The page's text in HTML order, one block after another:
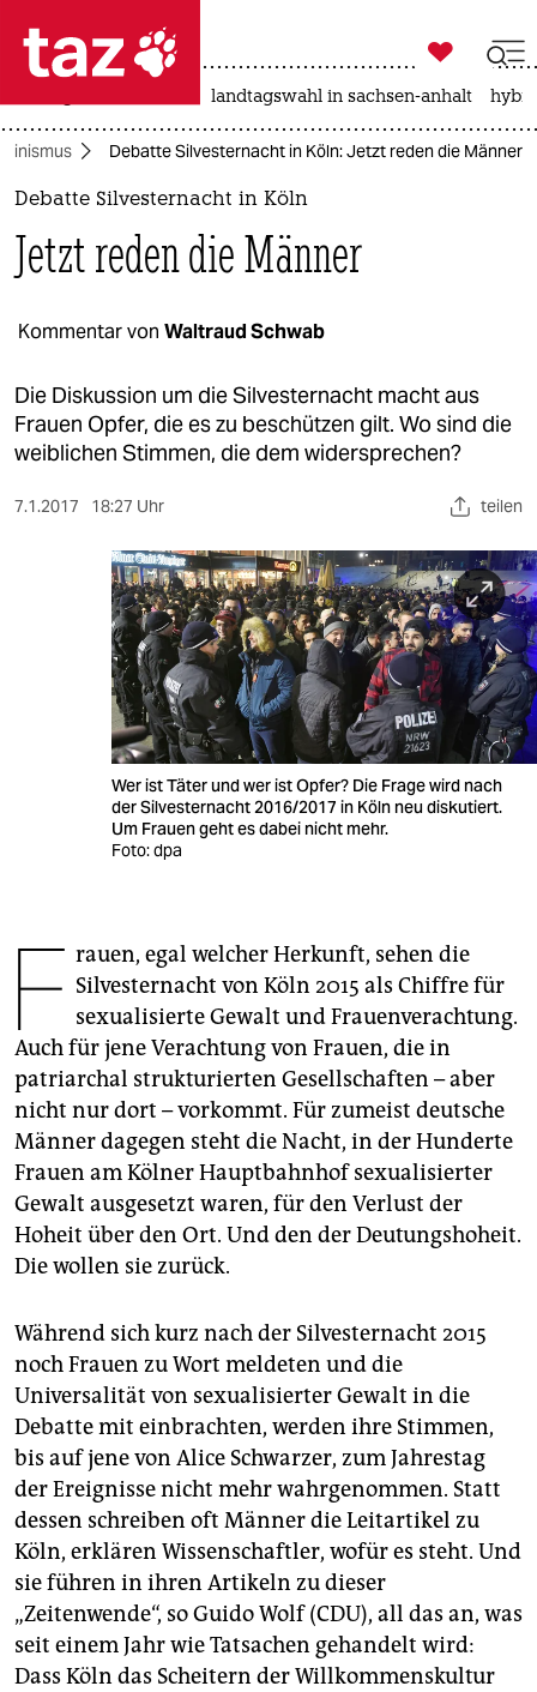
 taz zahl ich
taz zahl ich
politik
öko
gesellschaft
kultur
wahrheit
veranstaltungen
abo
genossenschaft
epaper login

taz zahl ich
landtagswahl in sachsen-anhalt
Debatte Silvesternacht in Köln: Jetzt reden die Männer
Debatte Silvesternacht in Köln
Jetzt reden die Männer
Kommentar von Waltraud Schwab
Die Diskussion um die Silvesternacht macht aus
Frauen Opfer, die es zu beschützen gilt. Wo sind die
weiblichen Stimmen, die dem widersprechen?
7.1.2017 18:27 Uhr teilen
Wer ist Täter und wer ist Opfer? Die Frage wird nach
der Silvesternacht 2016/2017 in Köln neu diskutiert.
Um Frauen geht es dabei nicht mehr.
Foto: dpa
F rauen, egal welcher Herkunft, sehen die
Silvesternacht von Köln 2015 als Chiffre für
sexualisierte Gewalt und Frauenverachtung.
Auch für jene Verachtung von Frauen, die in
patriarchal strukturierten Gesellschaften – aber
nicht nur dort – vorkommt. Für zumeist deutsche
Männer dagegen steht die Nacht, in der Hunderte
Frauen am Kölner Hauptbahnhof sexualisierter
Gewalt ausgesetzt waren, für den Verlust der
Hoheit über den Ort. Und den der Deutungshoheit.
Die wollen sie zurück.
Während sich kurz nach der Silvesternacht 2015
noch Frauen zu Wort meldeten und die
Universalität von sexualisierter Gewalt in die
Debatte mit einbrachten, werden ihre Stimmen,
bis auf jene von Alice Schwarzer, zum Jahrestag
der Ereignisse nicht mehr wahrgenommen. Statt
dessen schreiben oft Männer die Leitartikel zu
Köln, erklären Wissenschaftler, wofür es steht. Und
sie führen in ihren Artikeln zu dieser
„Zeitenwende“, so Guido Wolf (CDU), all das an, was
seit einem Jahr wie Tatsachen gehandelt wird:
Dass Köln das Scheitern der Willkommenskultur